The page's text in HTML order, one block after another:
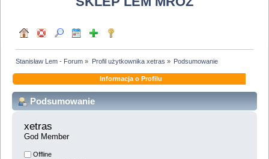
Stanisław Lem - Forum » Profil użytkownika xetras » Podsumowanie
Informacja o Profilu
Podsumowanie
xetras
God Member
Offline